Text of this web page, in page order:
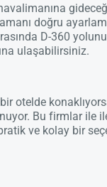
doğru
D-360
ulaşabilirsiniz.
otelde
Bu firmlar ile
ve kolay bir